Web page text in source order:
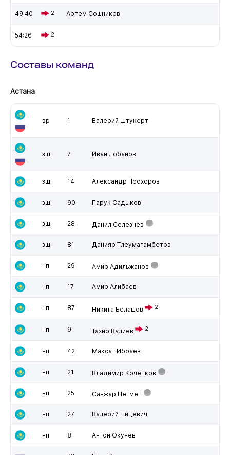
49:40 2 Артем Сошников
54:26 2
Составы команд
Астана
вр 1 Валерий Штукерт
зщ 7 Иван Лобанов
зщ 14 Александр Прохоров
зщ 90 Парук Садыков
зщ 28 Данил Селезнев
зщ 81 Данияр Тлеумагамбетов
нп 29 Амир Адильжанов
нп 17 Амир Алибаев
нп 87 Никита Белашов 2
нп 9 Тахир Валиев 2
нп 42 Максат Ибраев
нп 21 Владимир Кочетков
нп 25 Санжар Негмет
нп 27 Валерий Ницевич
нп 8 Антон Окунев